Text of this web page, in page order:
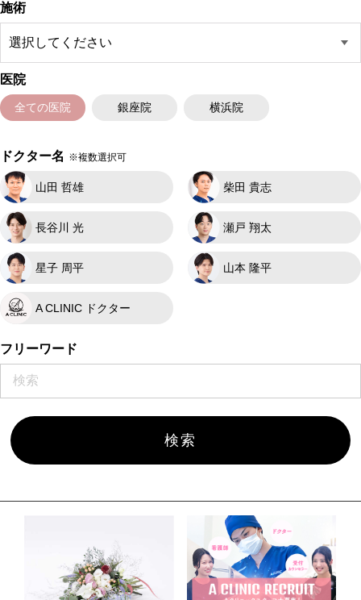
施術
医院
全ての医院 銀座院 横浜院
ドクター名 ※複数選択可
山田 哲雄 柴田 貴志
長谷川 光 瀬戸 翔太
星子 周平 山本 隆平
A CLINIC ドクター
フリーワード